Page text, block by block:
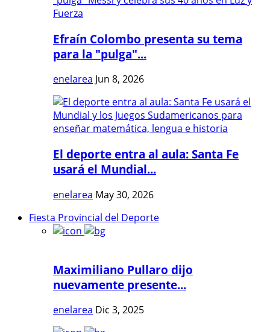
Efraín Colombo presenta su tema
para la "pulga"...
enelarea Jun 8, 2026
El deporte entra al aula: Santa Fe
usará el Mundial...
enelarea May 30, 2026
Fiesta Provincial del Deporte
Maximiliano Pullaro dijo
nuevamente presente...
enelarea Dic 3, 2025